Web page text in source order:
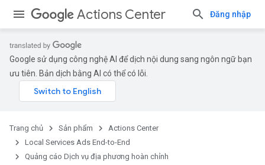
Actions Center Đăng nhập
Google sử dụng công nghệ AI để dịch nội dung sang ngôn ngữ bạn
ưu tiên. Bản dịch bằng AI có thể có lỗi.
Trang chủ Sản phẩm
Actions Center
Local Services Ads End-to-End
Quảng cáo Dịch vụ địa phương hoàn chỉnh